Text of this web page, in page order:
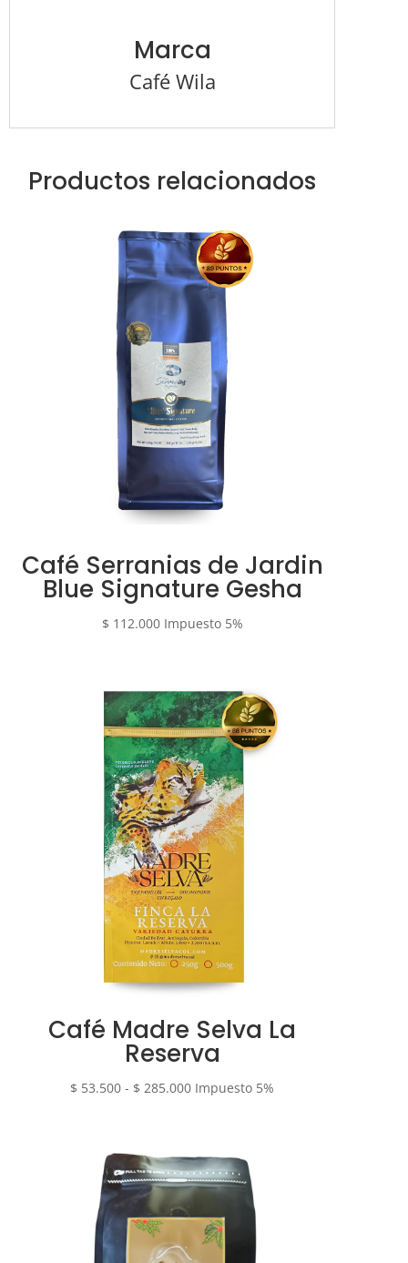
Marca
Café Wila
Productos relacionados
Café Serranias de Jardin
Blue Signature Gesha
$ 112.000 Impuesto 5%
Café Madre Selva La
Reserva
$ 53.500 - $ 285.000Rango
$ 53.500
hasta
$ 285.000
Impuesto 5%